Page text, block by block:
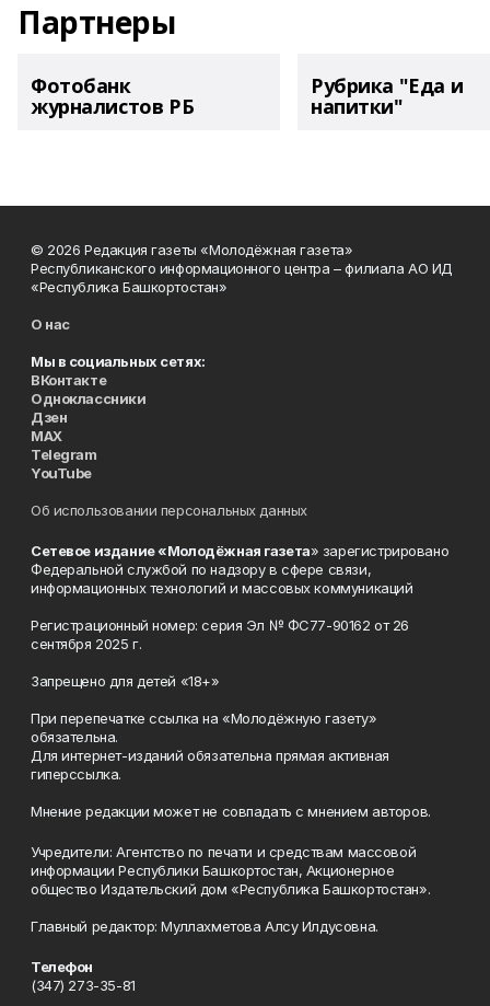
Партнеры
Фотобанк
журналистов РБ
Рубрика "Еда и
напитки"
© 2026 Редакция газеты «Молодёжная газета»
Республиканского информационного центра – филиала АО ИД
«Республика Башкортостан»
О нас
Мы в социальных сетях:
ВКонтакте
Одноклассники
Дзен
MAX
Telegram
YouTube
Об использовании персональных данных
Сетевое издание «Молодёжная газета» зарегистрировано
Федеральной службой по надзору в сфере связи,
информационных технологий и массовых коммуникаций
Регистрационный номер: серия Эл № ФС77-90162 от 26
сентября 2025 г.
Запрещено для детей «18+»
При перепечатке ссылка на «Молодёжную газету»
обязательна.
Для интернет-изданий обязательна прямая активная
гиперссылка.
Мнение редакции может не совпадать с мнением авторов.
Учредители: Агентство по печати и средствам массовой
информации Республики Башкортостан, Акционерное
общество Издательский дом «Республика Башкортостан».
Главный редактор: Муллахметова Алсу Илдусовна.
Телефон
(347) 273-35-81